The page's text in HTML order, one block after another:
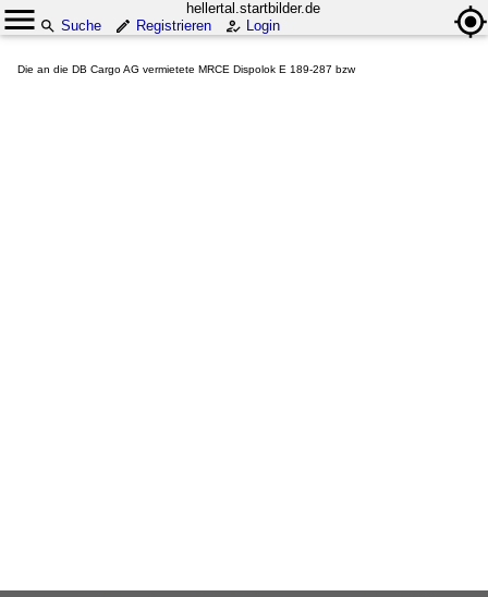
hellertal.startbilder.de
Suche
Registrieren Login
Die an die DB Cargo AG vermietete MRCE Dispolok E 189-287 bzw